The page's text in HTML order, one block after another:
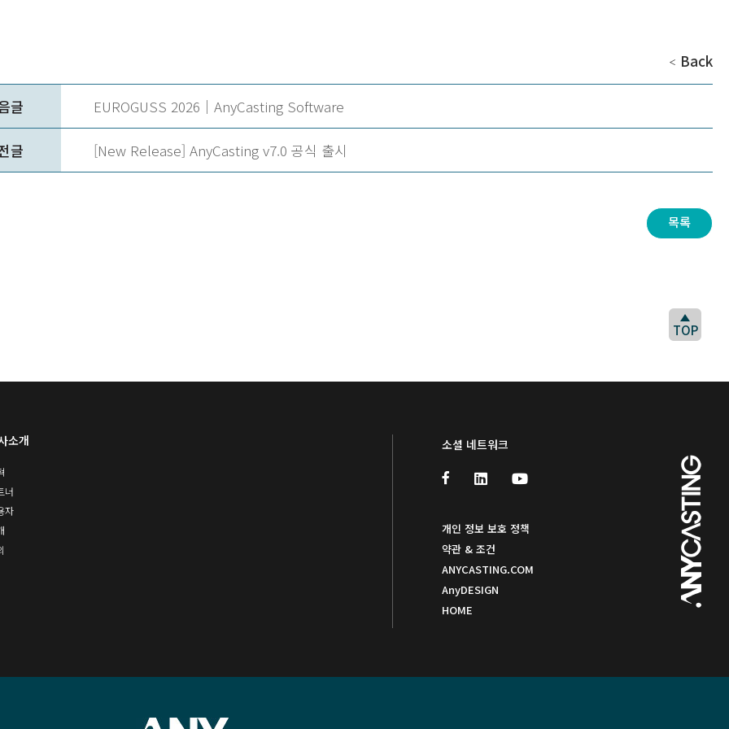
＜ Back
글 EUROGUSS 2026｜AnyCasting Software
글 [New Release] AnyCasting v7.0 공식 출시
목록
TOP
소개
너
자
소셜 네트워크
개인 정보 보호 정책
약관 & 조건
ANYCASTING.COM
AnyDESIGN
HOME